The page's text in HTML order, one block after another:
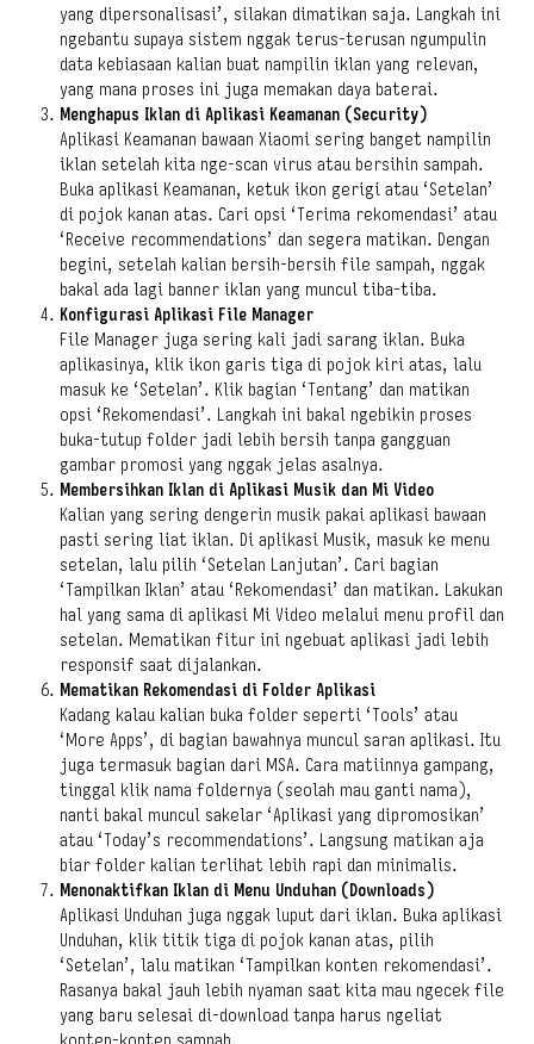
yang dipersonalisasi’, silakan dimatikan saja. Langkah ini
ngebantu supaya sistem nggak terus-terusan ngumpulin
data kebiasaan kalian buat nampilin iklan yang relevan,
yang mana proses ini juga memakan daya baterai.
Menghapus Iklan di Aplikasi Keamanan (Security)
Aplikasi Keamanan bawaan Xiaomi sering banget nampilin
iklan setelah kita nge-scan virus atau bersihin sampah.
Buka aplikasi Keamanan, ketuk ikon gerigi atau ‘Setelan’
di pojok kanan atas. Cari opsi ‘Terima rekomendasi’ atau
‘Receive recommendations’ dan segera matikan. Dengan
begini, setelah kalian bersih-bersih file sampah, nggak
bakal ada lagi banner iklan yang muncul tiba-tiba.
Konfigurasi Aplikasi File Manager
File Manager juga sering kali jadi sarang iklan. Buka
aplikasinya, klik ikon garis tiga di pojok kiri atas, lalu
masuk ke ‘Setelan’. Klik bagian ‘Tentang’ dan matikan
opsi ‘Rekomendasi’. Langkah ini bakal ngebikin proses
buka-tutup folder jadi lebih bersih tanpa gangguan
gambar promosi yang nggak jelas asalnya.
Membersihkan Iklan di Aplikasi Musik dan Mi Video
Kalian yang sering dengerin musik pakai aplikasi bawaan
pasti sering liat iklan. Di aplikasi Musik, masuk ke menu
setelan, lalu pilih ‘Setelan Lanjutan’. Cari bagian
‘Tampilkan Iklan’ atau ‘Rekomendasi’ dan matikan. Lakukan
hal yang sama di aplikasi Mi Video melalui menu profil dan
setelan. Mematikan fitur ini ngebuat aplikasi jadi lebih
responsif saat dijalankan.
Mematikan Rekomendasi di Folder Aplikasi
Kadang kalau kalian buka folder seperti ‘Tools’ atau
‘More Apps’, di bagian bawahnya muncul saran aplikasi. Itu
juga termasuk bagian dari MSA. Cara matiinnya gampang,
tinggal klik nama foldernya (seolah mau ganti nama),
nanti bakal muncul sakelar ‘Aplikasi yang dipromosikan’
atau ‘Today’s recommendations’. Langsung matikan aja
biar folder kalian terlihat lebih rapi dan minimalis.
Menonaktifkan Iklan di Menu Unduhan (Downloads)
Aplikasi Unduhan juga nggak luput dari iklan. Buka aplikasi
Unduhan, klik titik tiga di pojok kanan atas, pilih
‘Setelan’, lalu matikan ‘Tampilkan konten rekomendasi’.
Rasanya bakal jauh lebih nyaman saat kita mau ngecek file
yang baru selesai di-download tanpa harus ngeliat